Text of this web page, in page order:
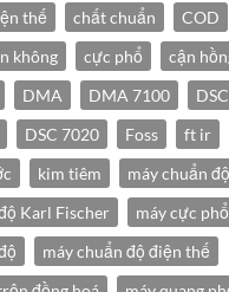
thế
chất chuẩn
COD
không
cực phổ
cận
DMA DMA 7100
DSC
DSC 7020 Foss
ft ir
kim tiêm
máy chuẩn độ
Karl Fischer
máy cực phổ
máy chuẩn độ điện thế